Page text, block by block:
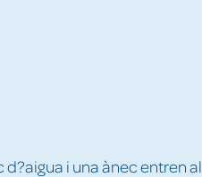
d?aigua i una ànec entren al